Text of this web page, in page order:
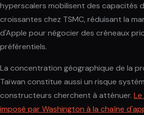
hyperscalers mobilisent des capacités
croissantes chez TSMC, réduisant la
d'Apple pour négocier des créneaux
préférentiels.
La concentration géographique de la
Taïwan constitue aussi un risque
constructeurs cherchent à atténuer.
imposé par Washington à la chaîne